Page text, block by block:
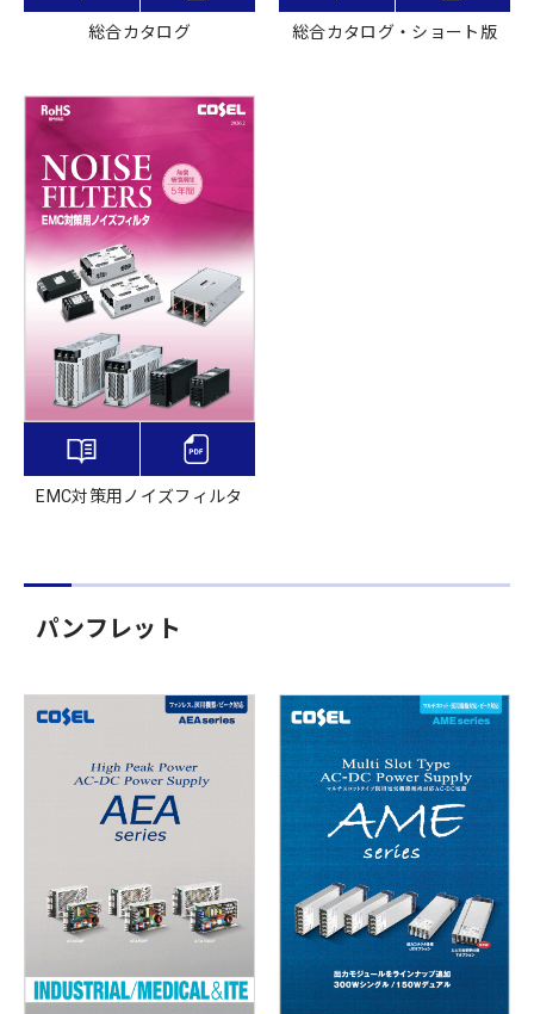
総合カタログ 総合カタログ・ショート版
EMC対策用ノイズフィルタ
パンフレット